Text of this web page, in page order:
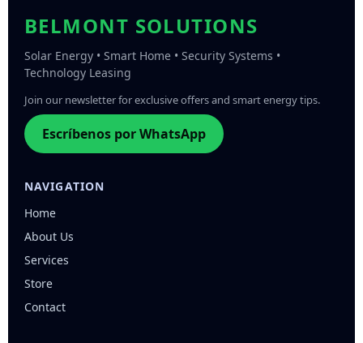
BELMONT SOLUTIONS
Solar Energy • Smart Home • Security Systems •
Technology Leasing
Join our newsletter for exclusive offers and smart energy tips.
Escríbenos por WhatsApp
NAVIGATION
Home
About Us
Services
Store
Contact